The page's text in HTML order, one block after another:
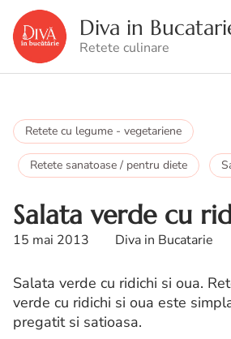
Diva in
Retete culinare
Retete cu legume - vegetariene
Retete sanatoase / pentru diete
Salata verde cu
15 mai 2013 Diva in Bucatarie
Salata verde cu ridichi si oua.
verde cu ridichi si oua este
pregatit si satioasa.